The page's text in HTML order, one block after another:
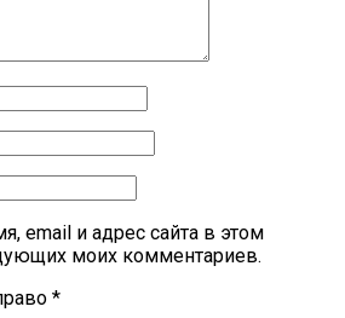
email и адрес сайта в этом
моих комментариев.
*